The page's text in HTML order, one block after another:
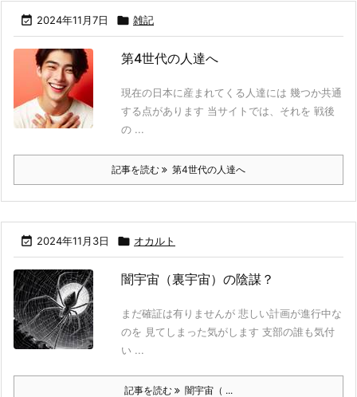
 2024年11月7日  雑記
第4世代の人達へ
現在の日本に産まれてくる人達には 幾つか共通
する点があります 当サイトでは、それを 戦後
の ...
記事を読む 第4世代の人達へ
 2024年11月3日  オカルト
闇宇宙（裏宇宙）の陰謀？
まだ確証は有りませんが 悲しい計画が進行中な
のを 見てしまった気がします 支部の誰も気付
い ...
記事を読む 闇宇宙（ ...